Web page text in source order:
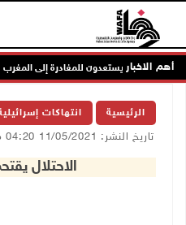
أهم الاخبار
الرئيسية انتهاكات
تاريخ النشر: 11/05/2021 04:20 م
الاحتلال